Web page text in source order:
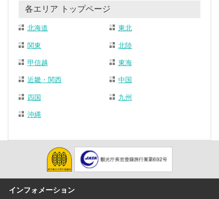
各エリア トップページ
北海道 東北
関東 北陸
甲信越 東海
近畿・関西 中国
四国 九州
沖縄
インフォメーション